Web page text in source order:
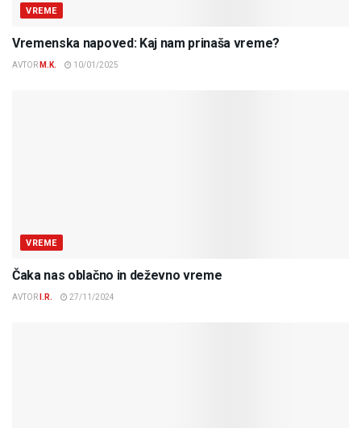
VREME
Vremenska napoved: Kaj nam prinaša vreme?
AVTOR M.K. 10/01/2025
VREME
Čaka nas oblačno in deževno vreme
AVTOR I.R. 27/11/2024